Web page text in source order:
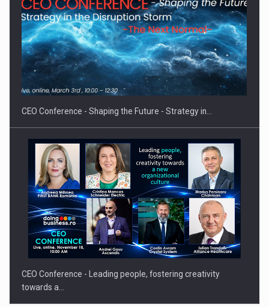
Proteinmaxxing and the Future of Protein Demand
CEO Conference - Shaping the Future - Strategy in…
CEO Conference - Leading people, fostering creativity
towards a…